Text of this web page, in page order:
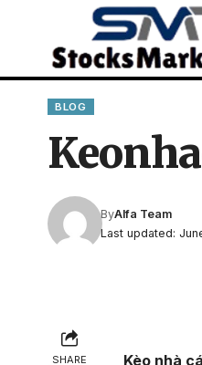
BLOG
Last updated:
ByAlfa Team
SHARE Kèo nhà